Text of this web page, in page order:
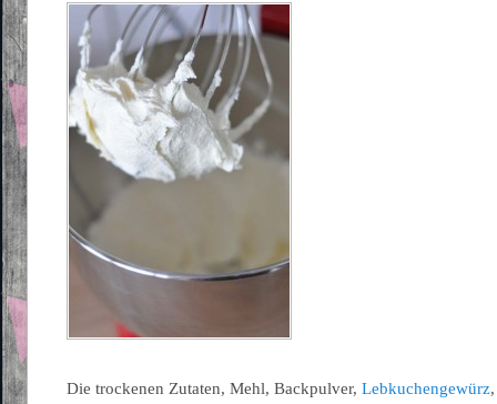
Die trockenen Zutaten, Mehl, Backpulver,Lebkuchengewürz